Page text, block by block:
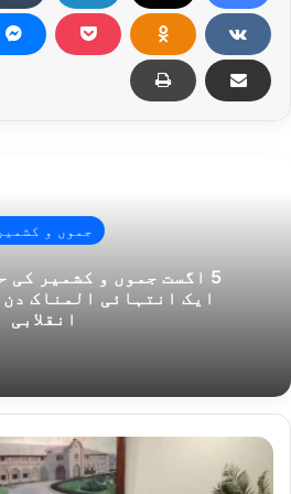
جموں و کشمیر
5 اگست جموں و کشمیر
ایک انتہائی المناک
انقلابی
چودہ
سال